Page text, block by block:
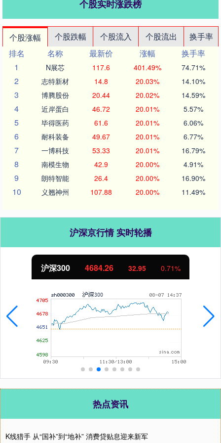
个股实时涨跌榜
个股涨幅 个股跌幅 个股流入 个股流出
换手率
排名
名称 最新价 涨幅
换手率
1
N展芯 117.6 401.49% 74.71%
2 志特新材 14.8 20.03% 14.10%
3 博腾股份 20.44 20.02% 14.59%
4 近岸蛋白 46.72 20.01% 5.57%
5 毕得医药 61.6 20.01% 6.06%
6 耐科装备 49.67 20.01% 6.77%
7 一博科技 53.33 20.01% 16.79%
8 南模生物 42.9 20.00% 4.91%
9 朗特智能 26.4 20.00% 16.90%
10 义翘神州 107.88 20.00% 11.49%
沪深京行情 实时轮播
沪深300 4684.26 32.95 0.71%
热点资讯
K线猎手 从“国补”到“地补” 消费贷贴息迎来新军